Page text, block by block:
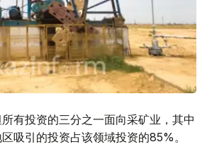
有投资的三分之一面向采矿业，其中
吸引的投资占该领域投资的85%。